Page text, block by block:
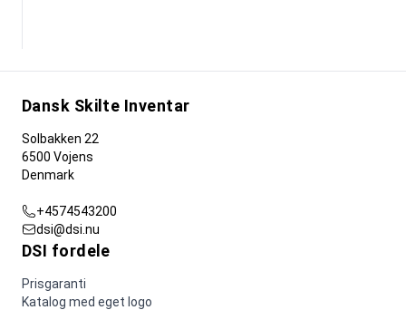
Dansk Skilte Inventar
Solbakken 22
6500 Vojens
Denmark
+4574543200
dsi@dsi.nu
DSI fordele
Prisgaranti
Katalog med eget logo